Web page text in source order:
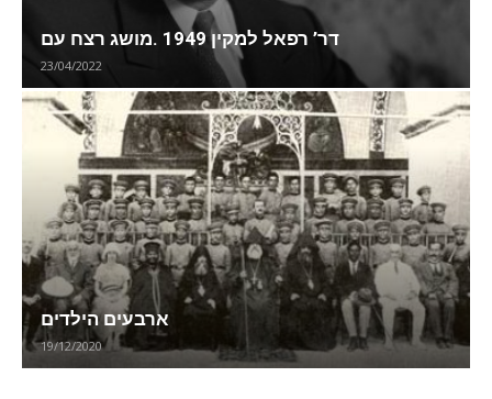
דר’ רפאל למקין 1949 .מושג רצח עם
23/04/2022
ארבעים הילדים
19/12/2020